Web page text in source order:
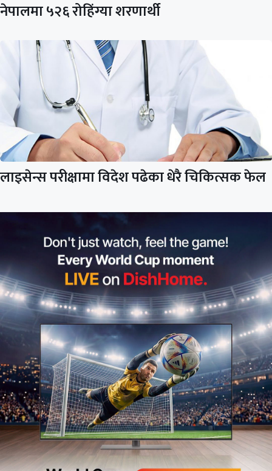
नेपालमा ५२६ रोहिंग्या शरणार्थी
लाइसेन्स परीक्षामा विदेश पढेका धेरै चिकित्सक फेल